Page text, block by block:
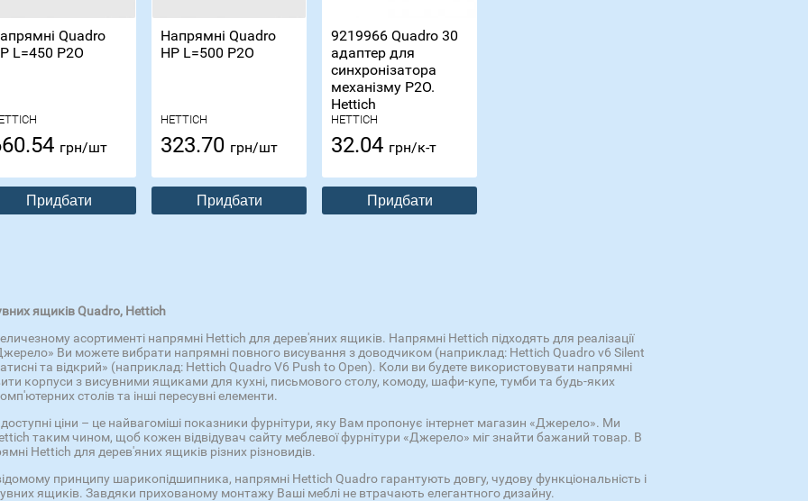
Quadro
L=450 P2O
грн/шт
Придбати
Напрямні Quadro
HP L=500 P2O
HETTICH
323.70 грн/шт
Придбати
9219966 Quadro 30
адаптер для
синхронізатора
механізму P2O.
Hettich
HETTICH
32.04 грн/к-т
Придбати
ящиків Quadro, Hettich
асортименті напрямні Hettich для дерев'яних ящиків. Напрямні Hettich підходять для реалізації
Ви можете вибрати напрямні повного висування з доводчиком (наприклад: Hettich Quadro v6 Silent
та відкрий» (наприклад: Hettich Quadro V6 Push to Open). Коли ви будете використовувати напрямні
корпуси з висувними ящиками для кухні, письмового столу, комоду, шафи-купе, тумби та будь-яких
столів та інші пересувні елементи.
доступні ціни – це найвагоміші показники фурнітури, яку Вам пропонує інтернет магазин «Джерело». Ми
таким чином, щоб кожен відвідувач сайту меблевої фурнітури «Джерело» міг знайти бажаний товар. В
Hettich для дерев'яних ящиків різних різновидів.
принципу шарикопідшипника, напрямні Hettich Quadro гарантують довгу, чудову функціональність і
ящиків. Завдяки прихованому монтажу Ваші меблі не втрачають елегантного дизайну.